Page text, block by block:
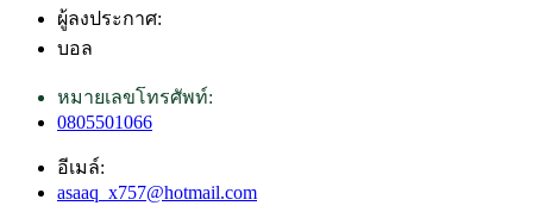
ผู้ลงประกาศ:
บอล
หมายเลขโทรศัพท์:
0805501066
อีเมล์:
asaaq_x757@hotmail.com